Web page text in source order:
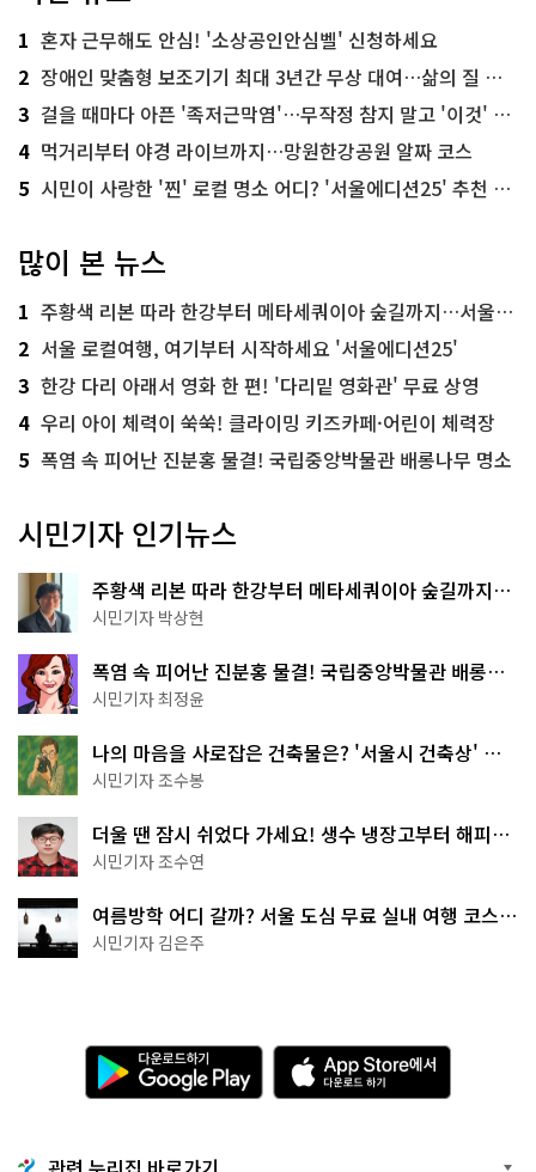
1 혼자 근무해도 안심! '소상공인안심벨' 신청하세요
2 장애인 맞춤형 보조기기 최대 3년간 무상 대여…삶의 질 높인다
3 걸을 때마다 아픈 '족저근막염'…무작정 참지 말고 '이것' 해보세요!
4 먹거리부터 야경 라이브까지…망원한강공원 알짜 코스
5 시민이 사랑한 '찐' 로컬 명소 어디? '서울에디션25' 추천 코스
많이 본 뉴스
1 주황색 리본 따라 한강부터 메타세쿼이아 숲길까지…서울둘레길 15코스
2 서울 로컬여행, 여기부터 시작하세요 '서울에디션25'
3 한강 다리 아래서 영화 한 편! '다리밑 영화관' 무료 상영
4 우리 아이 체력이 쑥쑥! 클라이밍 키즈카페·어린이 체력장
5 폭염 속 피어난 진분홍 물결! 국립중앙박물관 배롱나무 명소
시민기자 인기뉴스
주황색 리본 따라 한강부터 메타세쿼이아 숲길까지…
서울둘레길 15코스
시민기자 박상현
폭염 속 피어난 진분홍 물결! 국립중앙박물관 배롱나
무 명소
시민기자 최정윤
나의 마음을 사로잡은 건축물은? '서울시 건축상' 수
상작 공개!
시민기자 조수봉
더울 땐 잠시 쉬었다 가세요! 생수 냉장고부터 해피소
·무더위쉼터까지
시민기자 조수연
여름방학 어디 갈까? 서울 도심 무료 실내 여행 코스
추천
시민기자 김은주
다
운
로
기
A
p
p